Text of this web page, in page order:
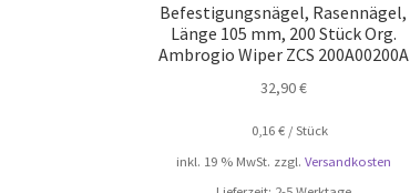
Befestigungsnägel, Rasennägel,
Länge 105 mm, 200 Stück Org.
Ambrogio Wiper ZCS 200A00200A
32,90€
0,16€ /Stück
inkl. 19 % MwSt. zzgl. Versandkosten